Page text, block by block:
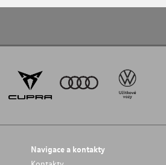
Navigace a kontakty